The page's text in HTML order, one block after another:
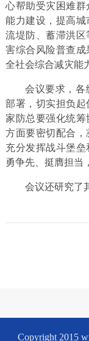
心帮助受灾困难
能力建设，提高
流堤防、蓄滞洪
害综合风险普查
全社会综合减灾能
会议要求，各
部署，切实担负
家防总要强化统
方面要密切配合
充分发挥战斗堡
勇争先、挺膺担当
会议还研究了
Copyright 2015